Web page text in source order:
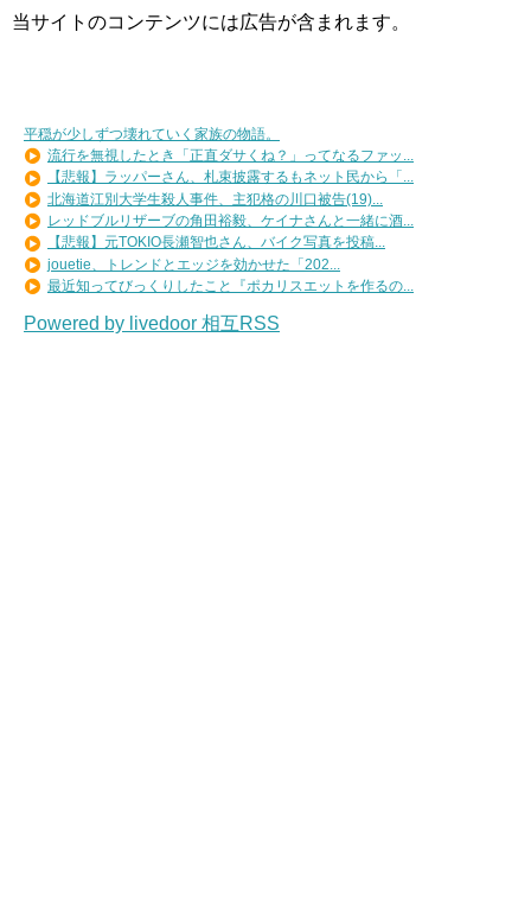
当サイトのコンテンツには広告が含まれます。
平穏が少しずつ壊れていく家族の物語。
流行を無視したとき「正直ダサくね？」ってなるファッ...
【悲報】ラッパーさん、札束披露するもネット民から「...
北海道江別大学生殺人事件、主犯格の川口被告(19)...
レッドブルリザーブの角田裕毅、ケイナさんと一緒に酒...
【悲報】元TOKIO長瀬智也さん、バイク写真を投稿...
jouetie、トレンドとエッジを効かせた「202...
最近知ってびっくりしたこと『ポカリスエットを作るの...
Powered by livedoor 相互RSS